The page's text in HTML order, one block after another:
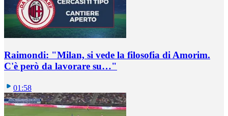
Raimondi: "Milan, si vede la filosofia di Amorim.
C'è però da lavorare su…"
01:58